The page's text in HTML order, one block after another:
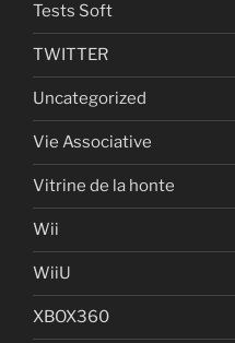
Tests Soft
TWITTER
Uncategorized
Vie Associative
Vitrine de la honte
Wii
WiiU
XBOX360